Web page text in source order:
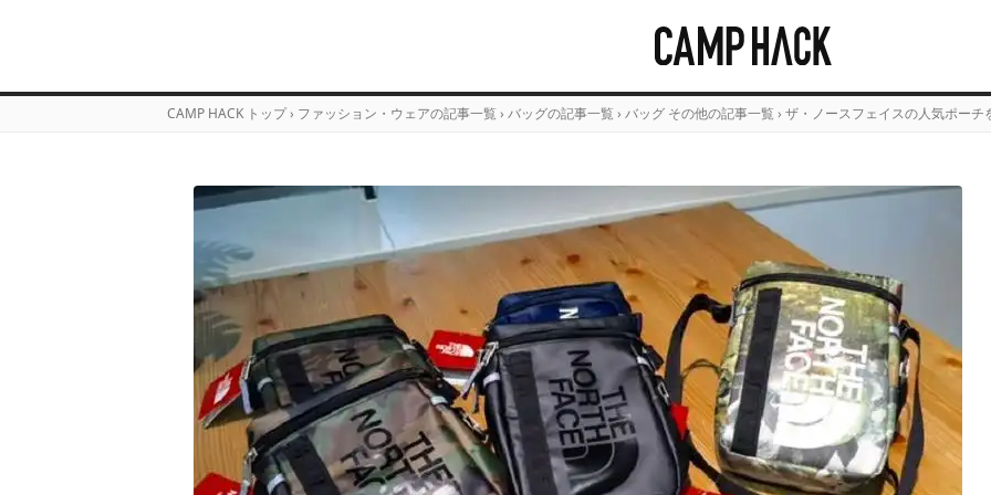
CAMP HACK トップ › ファッション・ウェアの記事一覧 › バッグの記事一覧 › バッグ その他の記事一覧 › ザ・ノースフェイスの人気ポーチ